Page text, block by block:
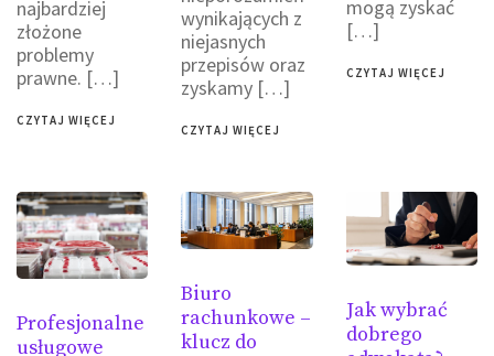
najbardziej
złożone
problemy
prawne. […]
CZYTAJ WIĘCEJ
wynikających z
niejasnych
przepisów oraz
zyskamy […]
CZYTAJ WIĘCEJ
mogą zyskać
[…]
CZYTAJ WIĘCEJ
Profesjonalne
usługowe
Biuro
rachunkowe –
klucz do
Jak wybrać
dobrego